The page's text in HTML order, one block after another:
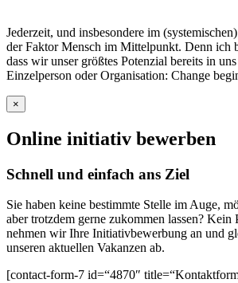
Jederzeit, und insbesondere im
der Faktor Mensch im Mittelpunkt. Denn ich
dass wir unser größtes Potenzial bereits in
Einzelperson oder Organisation: Change
×
Online initiativ bewerben
Schnell und einfach ans Ziel
Sie haben keine bestimmte Stelle im Auge,
aber trotzdem gerne zukommen lassen? Kein
nehmen wir Ihre Initiativbewerbung an und
unseren aktuellen Vakanzen ab.
[contact-form-7 id=“4870″